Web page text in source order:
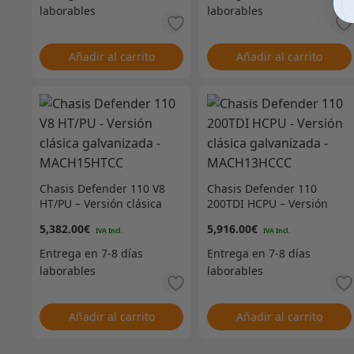
Añadir al carrito Añadir al carrito
Chasis Defender 110 V8
HT/PU – Versión clásica
MACH15HTCC
5,382.00€
Añadir al carrito
Chasis Defender 110
200TDI HCPU – Versión
MACH13HCCC
5,916.00€
Añadir al carrito